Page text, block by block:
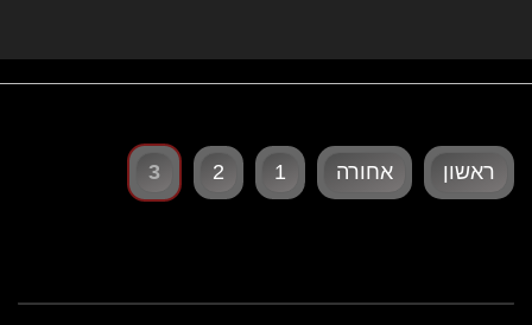
ראשון אחורה 1
2
3